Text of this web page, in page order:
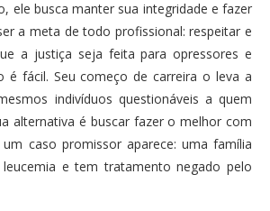
ele busca manter sua integridade e fazer
a meta de todo profissional: respeitar e
a justiça seja feita para opressores e
é fácil. Seu começo de carreira o leva a
indivíduos questionáveis a quem
alternativa é buscar fazer o melhor com
caso promissor aparece: uma família
e tem tratamento negado pelo